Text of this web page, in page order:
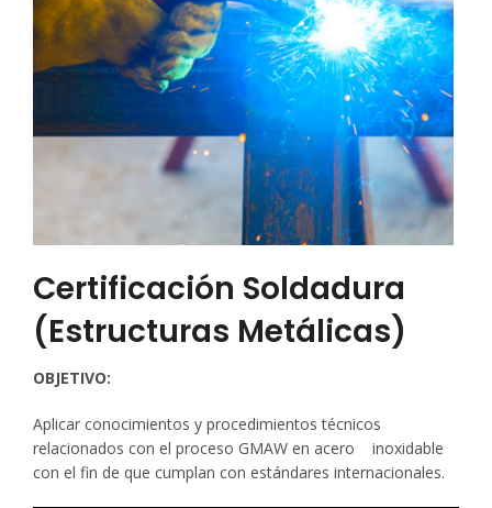
Certificación Soldadura
(Estructuras Metálicas)
OBJETIVO:
Aplicar conocimientos y procedimientos técnicos
relacionados con el proceso GMAW en acero inoxidable
con el fin de que cumplan con estándares internacionales.